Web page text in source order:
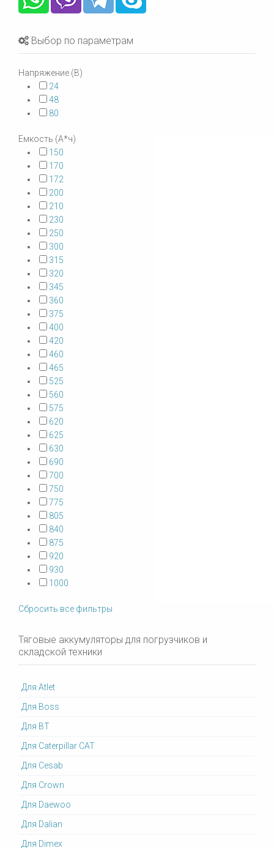
Выбор по параметрам
Напряжение (В)
24
48
80
Емкость (А*ч)
150
170
172
200
210
230
250
300
315
320
345
360
375
400
420
460
465
525
560
575
620
625
630
690
700
750
775
805
840
875
920
930
1000
Сбросить все фильтры
Тяговые аккумуляторы для погрузчиков и
складской техники
Для Atlet
Для Boss
Для BT
Для Caterpillar CAT
Для Cesab
Для Crown
Для Daewoo
Для Dalian
Для Dimex